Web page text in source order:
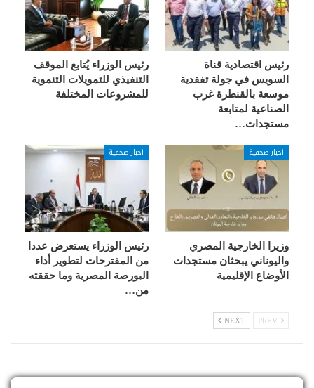
رئيس اقتصادية قناة
السويس في جولة تفقدية
موسعة بالقنطرة غرب
الصناعية لمتابعة
مستجدات…
رئيس الوزراء يُتابع الموقف
التنفيذي للتمويلات التنموية
للمشروعات المختلفة
أخبار صحفية
وزيرا الخارجية المصري
واليوناني يبحثان مستجدات
الأوضاع الإقليمية
أخبار صحفية
رئيس الوزراء يستعرض عددا
من المقترحات لتطوير أداء
البورصة المصرية وما حققته
من…
NEXT